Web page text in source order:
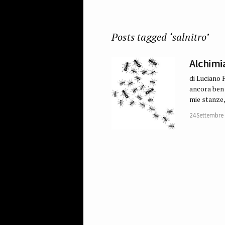
Posts tagged ‘salnitro’
di Luciano
ancora
mie
24 Settembre